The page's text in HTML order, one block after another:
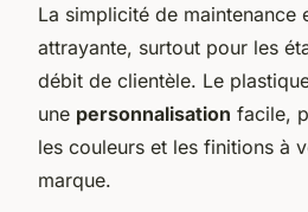
La simplicité de maintenance
attrayante, surtout pour les
débit de clientèle. Le
une personnalisation facile,
les couleurs et les finitions à
marque.